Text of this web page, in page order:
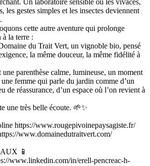
Un laboratoire sensible où les vivaces,
les gestes simples et les insectes deviennent
cette autre aventure qui prolonge
à la terre :
du Trait Vert, un vignoble bio, pensé
la même douceur, la même fidélité à
une parenthèse calme, lumineuse, un moment
une femme qui parle du jardin comme d’un
de réassurance, d’un espace où l’on revient à
une très belle écoute. 🌱✨
https://www.rougepivoinepaysagiste.fr/
www.domainedutraitvert.com/
📱
www.linkedin.com/in/erell-pencreac-h-